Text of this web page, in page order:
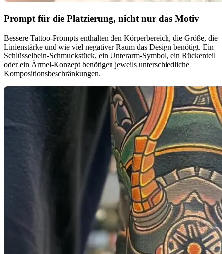
Prompt für die Platzierung, nicht nur das Motiv
Bessere Tattoo-Prompts enthalten den Körperbereich, die Größe, die
Linienstärke und wie viel negativer Raum das Design benötigt. Ein
Schlüsselbein-Schmuckstück, ein Unterarm-Symbol, ein Rückenteil
oder ein Ärmel-Konzept benötigen jeweils unterschiedliche
Kompositionsbeschränkungen.